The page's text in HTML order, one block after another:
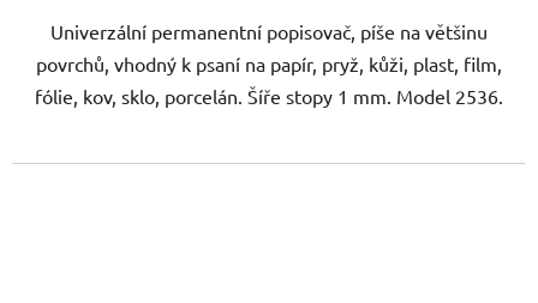
Univerzální permanentní popisovač, píše na většinu
povrchů, vhodný k psaní na papír, pryž, kůži, plast, film,
fólie, kov, sklo, porcelán. Šíře stopy 1 mm. Model 2536.